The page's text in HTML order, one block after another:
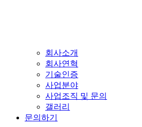
회사소개
회사연혁
기술인증
사업분야
사업조직 및 문의
갤러리
문의하기